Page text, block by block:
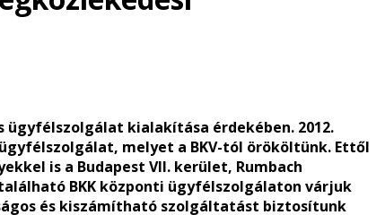
kialakítása érdekében. 2012.
melyet a BKV-tól örököltünk. Ettől
is a Budapest VII. kerület, Rumbach
BKK központi ügyfélszolgálaton várjuk
és kiszámítható szolgáltatást biztosítunk